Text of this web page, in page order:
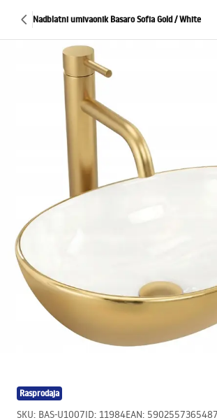
Nadblatni umivaonik Basaro Sofia Gold / White
Rasprodaja
SKU: BAS-U1007ID: 11984EAN: 5902557365487